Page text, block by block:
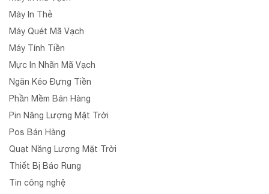
Máy In Thẻ
Máy Quét Mã Vạch
Máy Tính Tiền
Mực In Nhãn Mã Vạch
Ngăn Kéo Đựng Tiền
Phần Mềm Bán Hàng
Pin Năng Lượng Mặt Trời
Pos Bán Hàng
Quạt Năng Lượng Mặt Trời
Thiết Bị Báo Rung
Tin công nghệ